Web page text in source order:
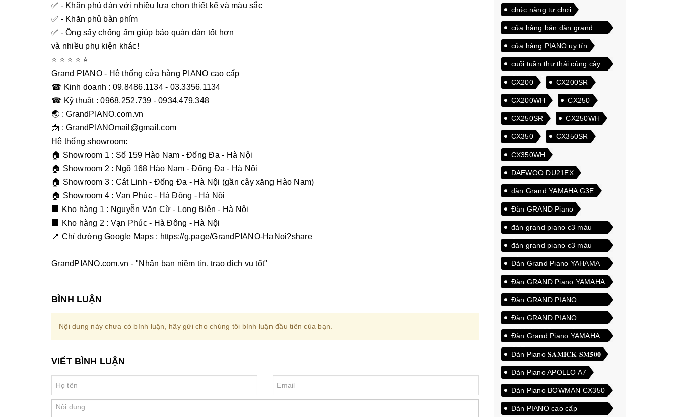
✅ - Khăn phủ đàn với nhiều lựa chọn thiết kế và màu sắc
✅ - Khăn phủ bàn phím
✅ - Ống sấy chống ẩm giúp bảo quản đàn tốt hơn
và nhiều phụ kiện khác!
⭐ ⭐ ⭐ ⭐ ⭐
Grand PIANO - Hệ thống cửa hàng PIANO cao cấp
☎ Kinh doanh : 09.8486.1134 - 03.3356.1134
☎ Kỹ thuật : 0968.252.739 - 0934.479.348
🌏 : GrandPIANO.com.vn
📩 : GrandPIANOmail@gmail.com
Hệ thống showroom:
🏠 Showroom 1 : Số 159 Hào Nam - Đống Đa - Hà Nội
🏠 Showroom 2 : Ngõ 168 Hào Nam - Đống Đa - Hà Nội
🏠 Showroom 3 : Cát Linh - Đống Đa - Hà Nội (gần cây xăng Hào Nam)
🏠 Showroom 4 : Vạn Phúc - Hà Đông - Hà Nội
🏢 Kho hàng 1 : Nguyễn Văn Cừ - Long Biên - Hà Nội
🏢 Kho hàng 2 : Vạn Phúc - Hà Đông - Hà Nội
📍 Chỉ đường Google Maps : https://g.page/GrandPIANO-HaNoi?share
GrandPIANO.com.vn - "Nhận bạn niềm tin, trao dịch vụ tốt"
BÌNH LUẬN
Nội dung này chưa có bình luận, hãy gửi cho chúng tôi bình luận đầu tiên của bạn.
VIẾT BÌNH LUẬN
chức năng tự chơi
cửa hàng bán đàn grand
piano giá rẻ
cửa hàng PIANO uy tín
cuối tuần thư thái cùng cây
đàn Piano
CX200 CX200SR
CX200WH CX250
CX250SR CX250WH
CX350 CX350SR
CX350WH
DAEWOO DU21EX
đàn Grand YAMAHA G3E
Đàn GRAND Piano
đàn grand piano c3 màu
đen
đàn grand piano c3 màu
trắng
Đàn Grand Piano YAHAMA
C3A
Đàn GRAND Piano YAMAHA
C3
Đàn GRAND PIANO
YAMAHA C5
Đàn GRAND PIANO
YAMAHA C5 cao cấp
Đàn Grand Piano YAMAHA
G5E
Đàn Piano 𝐒𝐀𝐌𝐈𝐂𝐊 𝐒𝐌𝟓𝟎𝟎
Đàn Piano APOLLO A7
Đàn Piano BOWMAN CX350
Đàn PIANO cao cấp